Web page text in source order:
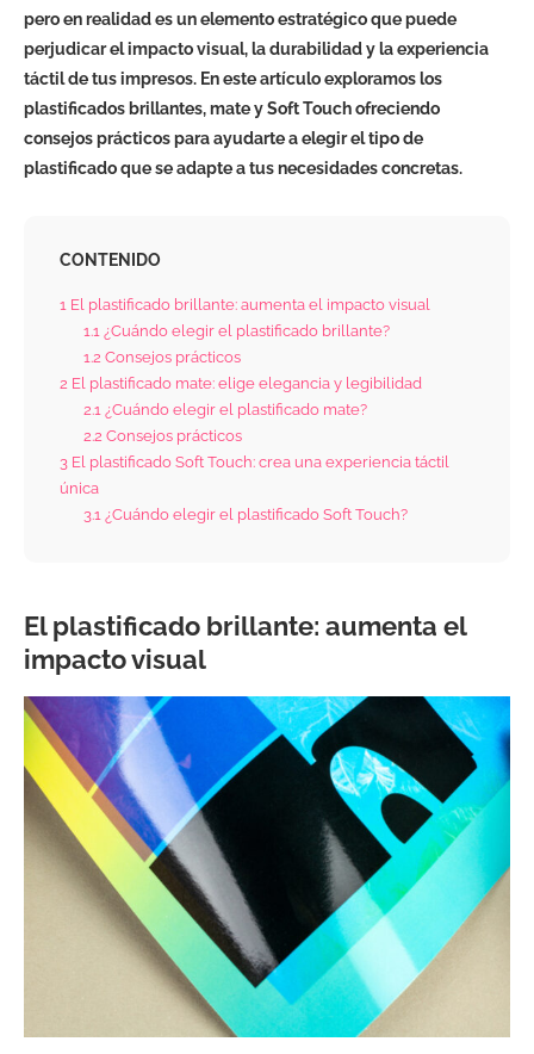
pero en realidad es un elemento estratégico que puede
perjudicar el impacto visual, la durabilidad y la experiencia
táctil de tus impresos. En este artículo exploramos los
plastificados brillantes, mate y Soft Touch ofreciendo
consejos prácticos para ayudarte a elegir el tipo de
plastificado que se adapte a tus necesidades concretas.
CONTENIDO
1 El plastificado brillante: aumenta el impacto visual
1.1 ¿Cuándo elegir el plastificado brillante?
1.2 Consejos prácticos
2 El plastificado mate: elige elegancia y legibilidad
2.1 ¿Cuándo elegir el plastificado mate?
2.2 Consejos prácticos
3 El plastificado Soft Touch: crea una experiencia táctil
única
3.1 ¿Cuándo elegir el plastificado Soft Touch?
El plastificado brillante: aumenta el
impacto visual